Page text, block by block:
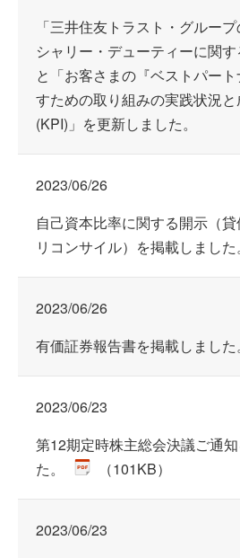
「三井住友トラスト・グルー
シャリー・デューティーに関す
と「お客さまの『ベストパー
すための取り組みの実践状況
(KPI)」を更新しました。
2023/06/26
自己資本比率に関する開示（
リコンサイル）を掲載しました。
2023/06/26
有価証券報告書を掲載しました。
2023/06/23
第12期定時株主総会決議ご通
た。
（101KB）
2023/06/23